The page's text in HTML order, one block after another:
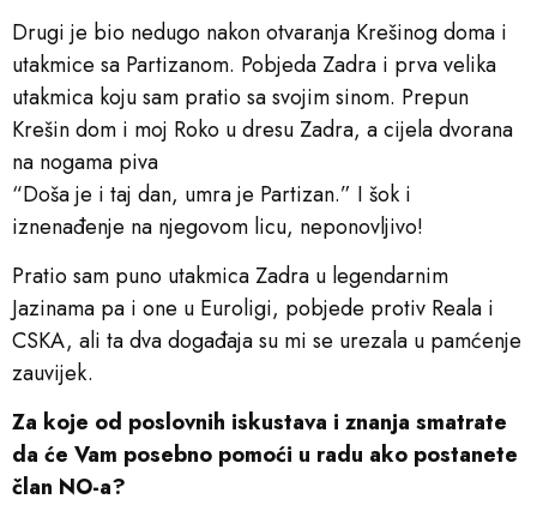
Drugi je bio nedugo nakon otvaranja Krešinog doma i
utakmice sa Partizanom. Pobjeda Zadra i prva velika
utakmica koju sam pratio sa svojim sinom. Prepun
Krešin dom i moj Roko u dresu Zadra, a cijela dvorana
na nogama piva
“Doša je i taj dan, umra je Partizan.” I šok i
iznenađenje na njegovom licu, neponovljivo!
Pratio sam puno utakmica Zadra u legendarnim
Jazinama pa i one u Euroligi, pobjede protiv Reala i
CSKA, ali ta dva događaja su mi se urezala u pamćenje
zauvijek.
Za koje od poslovnih iskustava i znanja smatrate
da će Vam posebno pomoći u radu ako postanete
član NO-a?